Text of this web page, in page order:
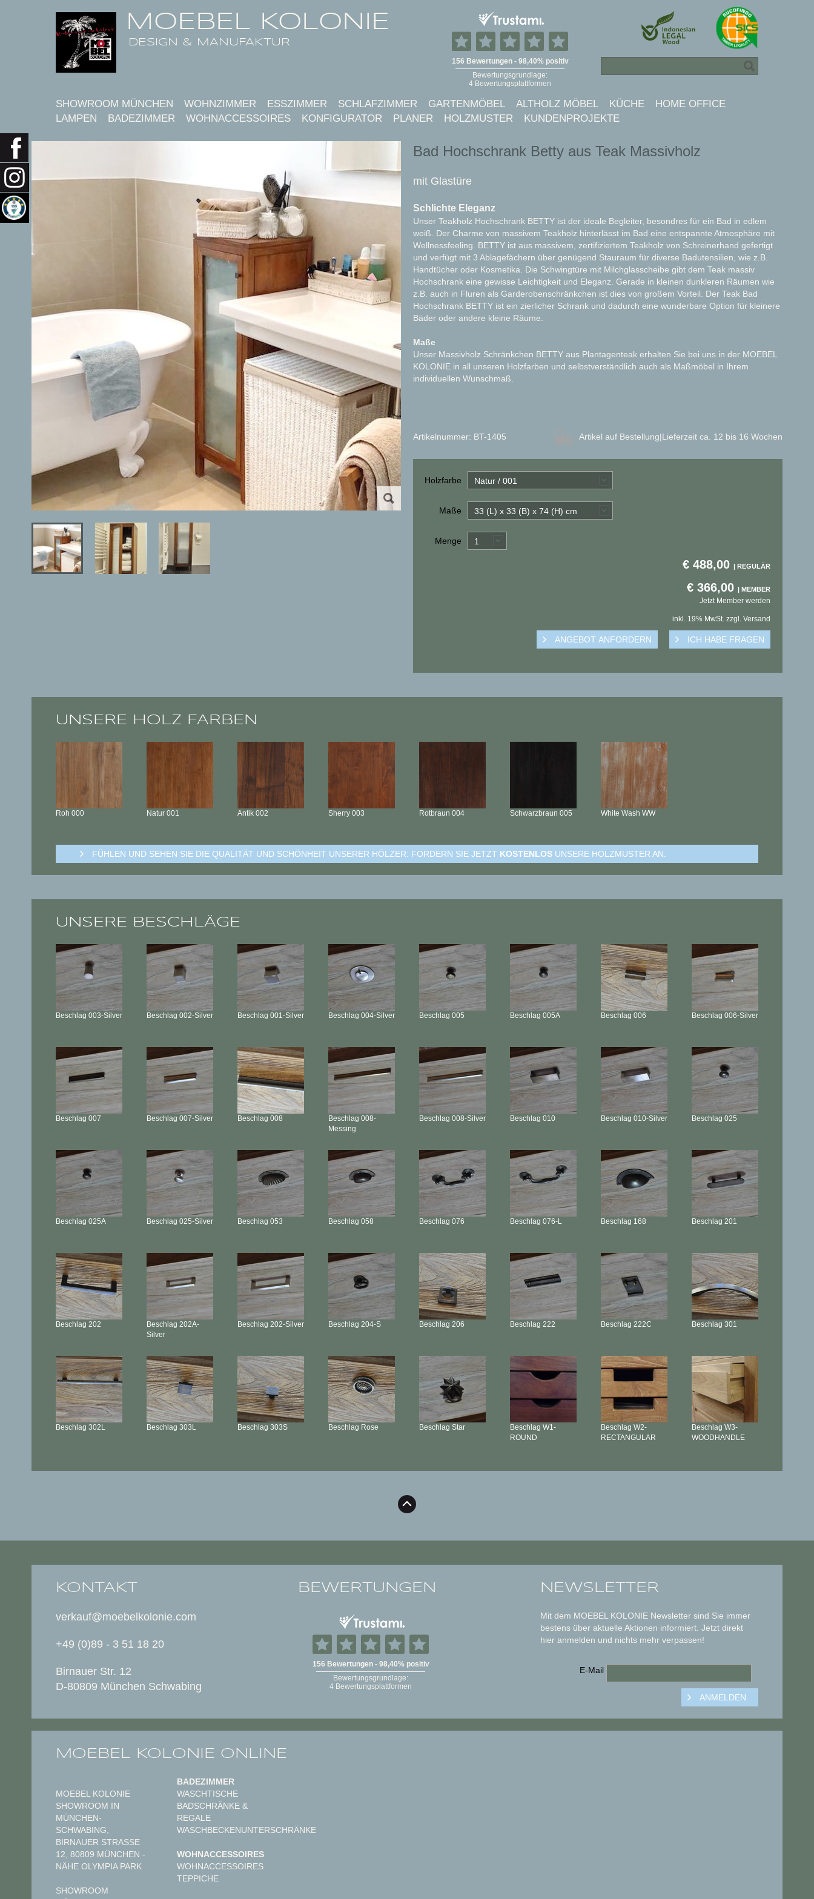
MOEBEL KOLONIE
DESIGN & MANUFAKTUR
SHOWROOM MÜNCHEN WOHNZIMMER ESSZIMMER SCHLAFZIMMER GARTENMÖBEL ALTHOLZ MÖBEL KÜCHE
HOME OFFICE
LAMPEN
BADEZIMMER WOHNACCESSOIRES KONFIGURATOR PLANER HOLZMUSTER KUNDENPROJEKTE
Bad Hochschrank Betty aus Teak Massivholz
mit Glastüre
Schlichte Eleganz
Unser Teakholz Hochschrank BETTY ist der ideale Begleiter, besondres für ein Bad in edlem
weiß. Der Charme von massivem Teakholz hinterlässt im Bad eine entspannte Atmosphäre mit
Wellnessfeeling. BETTY ist aus massivem, zertifiziertem Teakholz von Schreinerhand gefertigt
und verfügt mit 3 Ablagefächern über genügend Stauraum für diverse Badutensilien, wie z.B.
Handtücher oder Kosmetika. Die Schwingtüre mit Milchglasscheibe gibt dem Teak massiv
Hochschrank eine gewisse Leichtigkeit und Eleganz. Gerade in kleinen dunkleren Räumen wie
z.B. auch in Fluren als Garderobenschränkchen ist dies von großem Vorteil. Der Teak Bad
Hochschrank BETTY ist ein zierlicher Schrank und dadurch eine wunderbare Option für kleinere
Bäder oder andere kleine Räume.
Maße
Unser Massivholz Schränkchen BETTY aus Plantagenteak erhalten Sie bei uns in der MOEBEL
KOLONIE in all unseren Holzfarben und selbstverständlich auch als Maßmöbel in Ihrem
individuellen Wunschmaß.
Artikelnummer: BT-1405 Artikel auf Bestellung|Lieferzeit ca. 12 bis 16 Wochen
Holzfarbe Natur / 001
Maße 33 (L) x 33 (B) x 74 (H) cm
Menge 1
€ 488,00
€ 366,00
Jetzt Member werden
inkl. 19% MwSt. zzgl. Versand
UNSERE HOLZ FARBEN
Roh 000 Natur 001 Antik 002 Sherry 003 Rotbraun 004 Schwarzbraun 005 White Wash WW
FÜHLEN UND SEHEN SIE DIE QUALITÄT UND SCHÖNHEIT UNSERER HÖLZER: FORDERN SIE JETZT KOSTENLOS UNSERE HOLZMUSTER AN.
UNSERE BESCHLÄGE
Beschlag 003-Silver Beschlag 002-Silver Beschlag 001-Silver Beschlag 004-Silver Beschlag 005 Beschlag 005A Beschlag 006 Beschlag 006-Silver
Beschlag 007 Beschlag 007-Silver Beschlag 008 Beschlag 008-
Messing
Beschlag 008-Silver Beschlag 010 Beschlag 010-Silver Beschlag 025
Beschlag 025A Beschlag 025-Silver Beschlag 053 Beschlag 058 Beschlag 076 Beschlag 076-L Beschlag 168 Beschlag 201
Beschlag 202 Beschlag 202A-
Silver
Beschlag 202-Silver Beschlag 204-S Beschlag 206 Beschlag 222 Beschlag 222C Beschlag 301
Beschlag 302L Beschlag 303L Beschlag 303S Beschlag Rose Beschlag Star Beschlag W1-
ROUND
Beschlag W2-
RECTANGULAR
Beschlag W3-
WOODHANDLE
KONTAKT
verkauf@moebelkolonie.com
+49 (0)89 - 3 51 18 20
Birnauer Str. 12
D-80809 München Schwabing
BEWERTUNGEN NEWSLETTER
Mit dem MOEBEL KOLONIE Newsletter sind Sie immer
bestens über aktuelle Aktionen informiert. Jetzt direkt
hier anmelden und nichts mehr verpassen!
E-Mail
MOEBEL KOLONIE ONLINE
MOEBEL KOLONIE
SHOWROOM IN
MÜNCHEN-
SCHWABING,
BIRNAUER STRASSE 1
2, 80809 MÜNCHEN - N
ÄHE OLYMPIA PARK
SHOWROOM
BADEZIMMER
WASCHTISCHE
BADSCHRÄNKE &
REGALE
WASCHBECKENUNTERSCHRÄNKE
WOHNACCESSOIRES
WOHNACCESSOIRES
TEPPICHE